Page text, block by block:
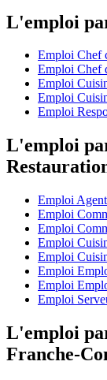
L'emploi
Emploi Chef
Emploi Chef
Emploi
Emploi
Emploi
L'emploi
Emploi
Emploi
Emploi
Emploi
Emploi
Emploi
Emploi
Emploi
L'emploi
Franche-